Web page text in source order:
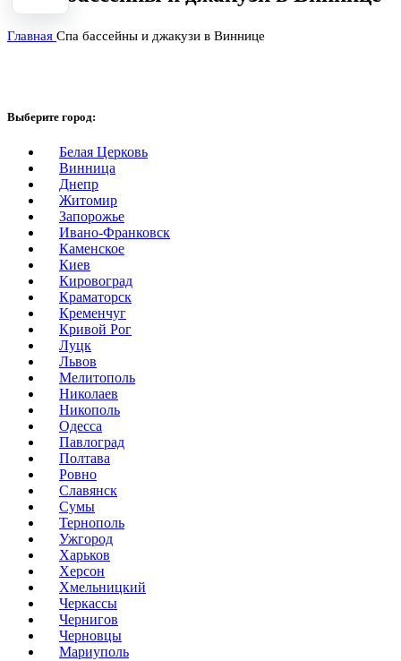
Главная Спа бассейны и джакузи в Виннице
Выберите город:
Белая Церковь
Винница
Днепр
Житомир
Запорожье
Ивано-Франковск
Каменское
Киев
Кировоград
Краматорск
Кременчуг
Кривой Рог
Луцк
Львов
Мелитополь
Николаев
Никополь
Одесса
Павлоград
Полтава
Ровно
Славянск
Сумы
Тернополь
Ужгород
Харьков
Херсон
Хмельницкий
Черкассы
Чернигов
Черновцы
Мариуполь